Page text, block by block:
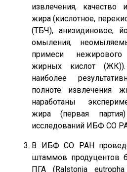
извлечения, качество
жира (кислотное,
(ТБЧ), анизидиновое,
омыления;
примеси нежирового
жирных кислот
наиболее
полноте извлечения
наработаны
жира (первая
исследований ИБФ СО
В ИБФ СО РАН
штаммов продуцентов
ПГА (Ralstonia